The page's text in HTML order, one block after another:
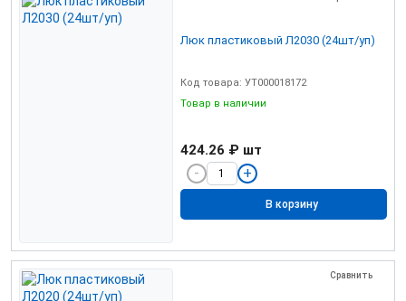
Люк пластиковый Л2030 (24шт/уп)
Код товара: УТ000018172
Товар в наличии
424.26 ₽ шт
В корзину
Сравнить